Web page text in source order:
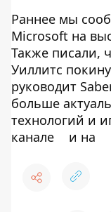
Раннее мы
Microsoft на
Также писали,
Уиллитс
руководит
больше
технологий и
канале
и на